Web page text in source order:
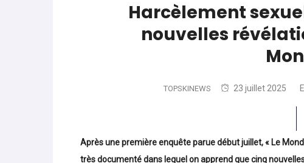
Favrot
Evénements -Lara Gut-Behrami met un terme à
Harcèlement
nouvelles
TOPSKINEWS 23 juillet 2025
Après une première enquête parue début juillet, « Le
très documenté dans lequel on apprend que cinq